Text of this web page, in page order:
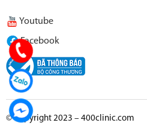
Youtube
Facebook
© Copyright 2023 – 400clinic.com